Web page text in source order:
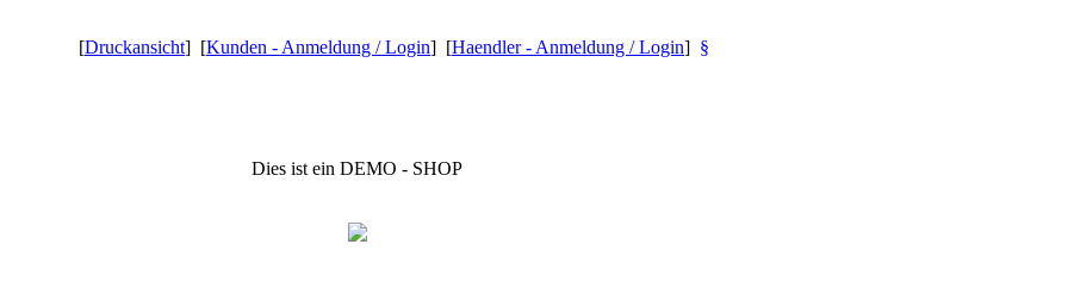
[Druckansicht] [Kunden - Anmeldung / Login] [Haendler - Anmeldung / Login] §
Dies ist ein DEMO - SHOP